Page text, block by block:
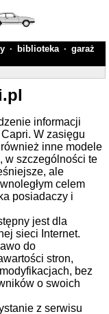
· biblioteka · garaż
informacji
W zasięgu
inne modele
w szczególności te
ale
celem
posiadaczy i
jest dla
sieci Internet.
do
stron,
bez
o swoich
z serwisu